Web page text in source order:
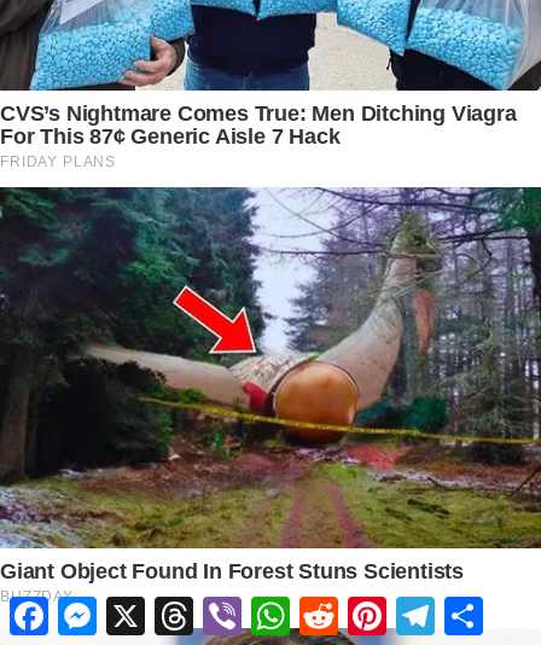
FacebookMessenger
X ThreadsViber WhatsApp
RedditPinterestTelegram